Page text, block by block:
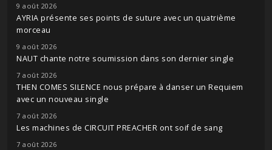
9 août 2026
AYRIA présente ses points de suture avec un quatrième
morceau
9 août 2026
NAUT chante notre soumission dans son dernier single
7 août 2026
THEN COMES SILENCE nous prépare à danser un Requiem
avec un nouveau single
7 août 2026
Les machines de CIRCUIT PREACHER ont soif de sang
7 août 2026